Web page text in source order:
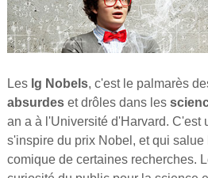
Les Ig Nobels, c'est le palmarès
absurdes et drôles dans les
an a à l'Université d'Harvard. C'est
s'inspire du prix Nobel, et qui salue
comique de certaines recherches.